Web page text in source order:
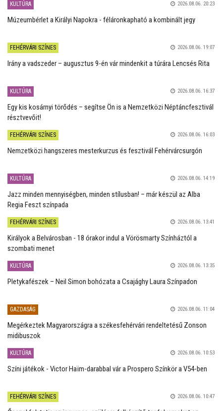
KULTÚRA 2026.08.06. 20:23
Múzeumbérlet a Királyi Napokra - féláronkapható a kombinált jegy
FEHÉRVÁRI SZÍNES 2026.08.06. 19:07
Irány a vadszeder – augusztus 9-én vár mindenkit a túrára Lencsés Rita
KULTÚRA 2026.08.06. 16:37
Egy kis kosárnyi törődés – segítse Ön is a Nemzetközi Néptáncfesztivál
résztvevőit!
FEHÉRVÁRI SZÍNES 2026.08.06. 16:03
Nemzetközi hangszeres mesterkurzus és fesztivál Fehérvárcsurgón
KULTÚRA 2026.08.06. 14:19
Jazz minden mennyiségben, minden stílusban! – már készül az Alba
Regia Feszt színpada
FEHÉRVÁRI SZÍNES 2026.08.06. 13:41
Királyok a Belvárosban - 18 órakor indul a Vörösmarty Színháztól a
szombati menet
KULTÚRA 2026.08.06. 13:35
Pletykafészek – Neil Simon bohózata a Csajághy Laura Színpadon
GAZDASÁG 2026.08.06. 11:04
Megérkeztek Magyarországra a székesfehérvári rendeltetésű Zonson
midibuszok
KULTÚRA 2026.08.06. 10:53
Színi játékok - Victor Haïm-darabbal vár a Prospero Színkör a V54-ben
FEHÉRVÁRI SZÍNES 2026.08.06. 10:47